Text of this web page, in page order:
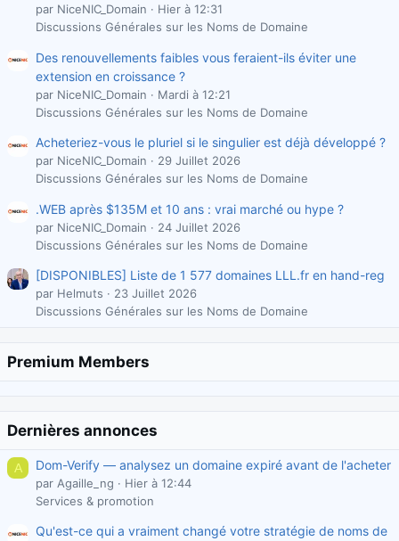
par NiceNIC_Domain
Hier à 12:31
Discussions Générales sur les Noms de Domaine
Des renouvellements faibles vous feraient-ils éviter une
extension en croissance ?
par NiceNIC_Domain
Mardi à 12:21
Discussions Générales sur les Noms de Domaine
Acheteriez-vous le pluriel si le singulier est déjà développé ?
par NiceNIC_Domain
29 Juillet 2026
Discussions Générales sur les Noms de Domaine
.WEB après $135M et 10 ans : vrai marché ou hype ?
par NiceNIC_Domain
24 Juillet 2026
Discussions Générales sur les Noms de Domaine
[DISPONIBLES] Liste de 1 577 domaines LLL.fr en hand-reg
par Helmuts
23 Juillet 2026
Discussions Générales sur les Noms de Domaine
Premium Members
Dernières annonces
A Dom-Verify — analysez un domaine expiré avant de l'acheter
par Agaille_ng
Hier à 12:44
Services & promotion
Qu'est-ce qui a vraiment changé votre stratégie de noms de